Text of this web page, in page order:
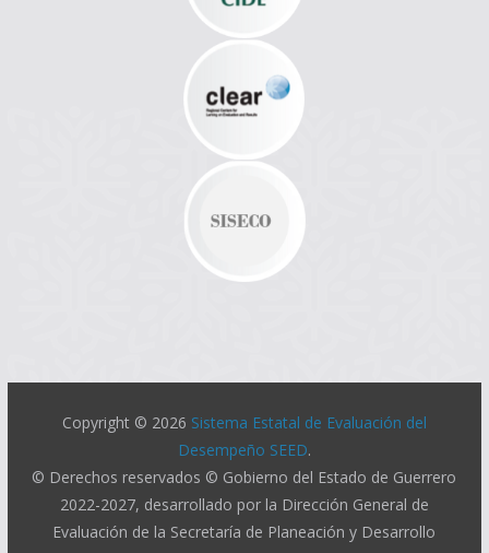
Copyright © 2026 Sistema Estatal de Evaluación del
Desempeño SEED.
© Derechos reservados © Gobierno del Estado de Guerrero
2022-2027, desarrollado por la Dirección General de
Evaluación de la Secretaría de Planeación y Desarrollo